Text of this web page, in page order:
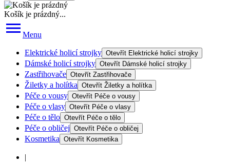
Košík je prázdný...
Menu
Elektrické holicí strojky Otevřít Elektrické holicí strojky
Dámské holicí strojky Otevřít Dámské holicí strojky
Zastřihovače Otevřít Zastřihovače
Žiletky a holítka Otevřít Žiletky a holítka
Péče o vousy Otevřít Péče o vousy
Péče o vlasy Otevřít Péče o vlasy
Péče o tělo Otevřít Péče o tělo
Péče o obličej Otevřít Péče o obličej
Kosmetika Otevřít Kosmetika
|